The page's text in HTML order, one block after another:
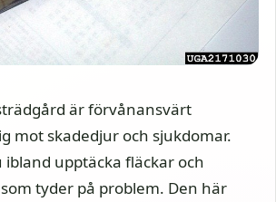
är förvånansvärt
mot skadedjur och sjukdomar.
ibland upptäcka fläckar och
tyder på problem. Den här